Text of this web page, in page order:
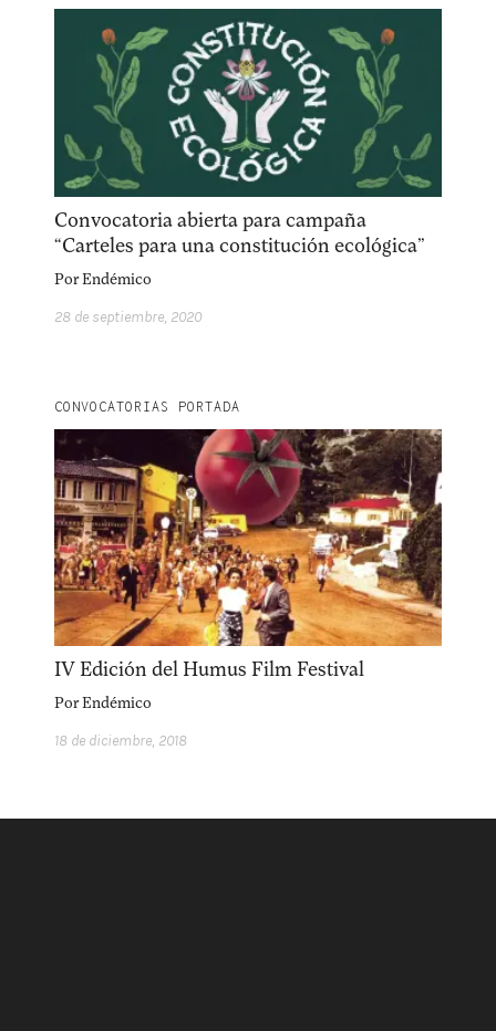
Convocatoria abierta para campaña
“Carteles para una constitución ecológica”
PorEndémico
28 de septiembre, 2020
CONVOCATORIAS PORTADA
IV Edición del Humus Film Festival
PorEndémico
18 de diciembre, 2018